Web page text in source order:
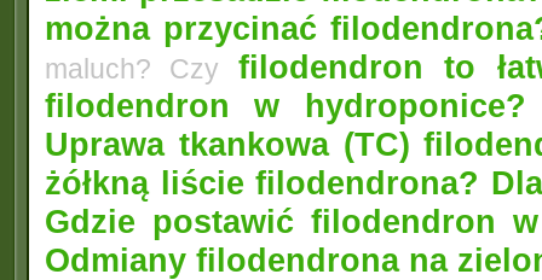
można przycinać
maluch? Czy filodendron to
filodendron w hydroponice?
Uprawa tkankowa (TC)
żółkną liście filodendrona?
Gdzie postawić filodendron
Odmiany filodendrona na